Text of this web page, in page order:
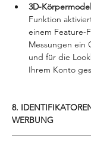
3D-
Funktion
einem Feature-
Messungen ein
und für die
Ihrem Konto
8.
WERBUNG